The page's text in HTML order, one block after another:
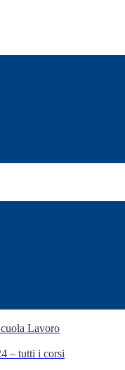
Lavoro
– tutti i corsi